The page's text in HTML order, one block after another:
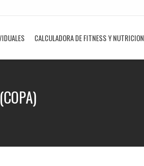
CALCULADORA DE FITNESS Y NUTRICION